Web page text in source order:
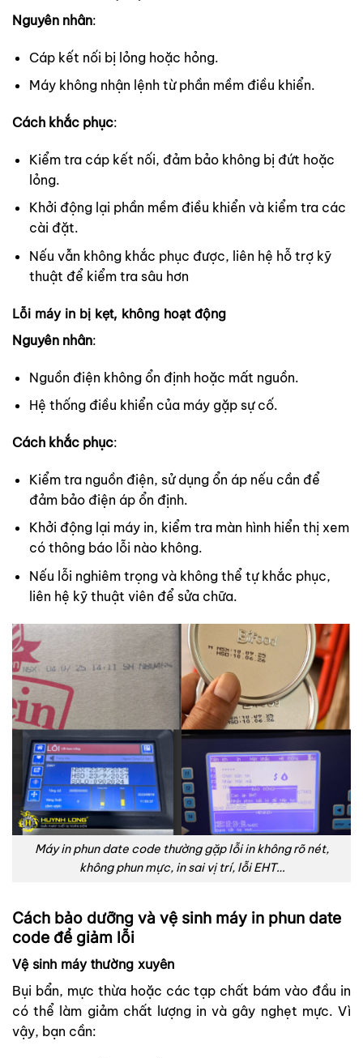
Nguyên nhân:
Cáp kết nối bị lỏng hoặc hỏng.
Máy không nhận lệnh từ phần mềm điều khiển.
Cách khắc phục:
Kiểm tra cáp kết nối, đảm bảo không bị đứt hoặc
lỏng.
Khởi động lại phần mềm điều khiển và kiểm tra các
cài đặt.
Nếu vẫn không khắc phục được, liên hệ hỗ trợ kỹ
thuật để kiểm tra sâu hơn
Lỗi máy in bị kẹt, không hoạt động
Nguyên nhân:
Nguồn điện không ổn định hoặc mất nguồn.
Hệ thống điều khiển của máy gặp sự cố.
Cách khắc phục:
Kiểm tra nguồn điện, sử dụng ổn áp nếu cần để
đảm bảo điện áp ổn định.
Khởi động lại máy in, kiểm tra màn hình hiển thị xem
có thông báo lỗi nào không.
Nếu lỗi nghiêm trọng và không thể tự khắc phục,
liên hệ kỹ thuật viên để sửa chữa.
Máy in phun date code thường gặp lỗi in không rõ nét,
không phun mực, in sai vị trí, lỗi EHT…
Cách bảo dưỡng và vệ sinh máy in phun date
code để giảm lỗi
Vệ sinh máy thường xuyên
Bụi bẩn, mực thừa hoặc các tạp chất bám vào đầu in
có thể làm giảm chất lượng in và gây nghẹt mực. Vì
vậy, bạn cần: